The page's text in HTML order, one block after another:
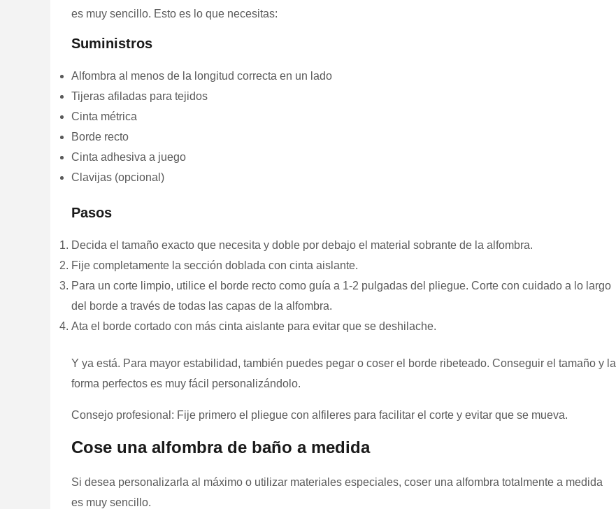
es muy sencillo. Esto es lo que necesitas:
Suministros
Alfombra al menos de la longitud correcta en un lado
Tijeras afiladas para tejidos
Cinta métrica
Borde recto
Cinta adhesiva a juego
Clavijas (opcional)
Pasos
Decida el tamaño exacto que necesita y doble por debajo el material sobrante de la alfombra.
Fije completamente la sección doblada con cinta aislante.
Para un corte limpio, utilice el borde recto como guía a 1-2 pulgadas del pliegue. Corte con cuidado a lo largo
del borde a través de todas las capas de la alfombra.
Ata el borde cortado con más cinta aislante para evitar que se deshilache.
Y ya está. Para mayor estabilidad, también puedes pegar o coser el borde ribeteado. Conseguir el tamaño y la
forma perfectos es muy fácil personalizándolo.
Consejo profesional: Fije primero el pliegue con alfileres para facilitar el corte y evitar que se mueva.
Cose una alfombra de baño a medida
Si desea personalizarla al máximo o utilizar materiales especiales, coser una alfombra totalmente a medida
es muy sencillo.